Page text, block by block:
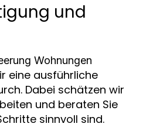
und
Wohnungen
eine ausführliche
Dabei schätzen wir
und beraten Sie
sinnvoll sind.